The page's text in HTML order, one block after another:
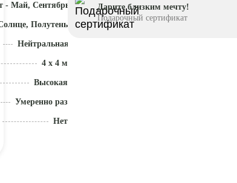
- Май, Сентябрь - Октябрь
Полутень
Нейтральная (5,5 - 7)
4 x 4 м
Высокая
Умеренно разрастается
Нет
Дарите близким мечту!
Подарочный сертификат